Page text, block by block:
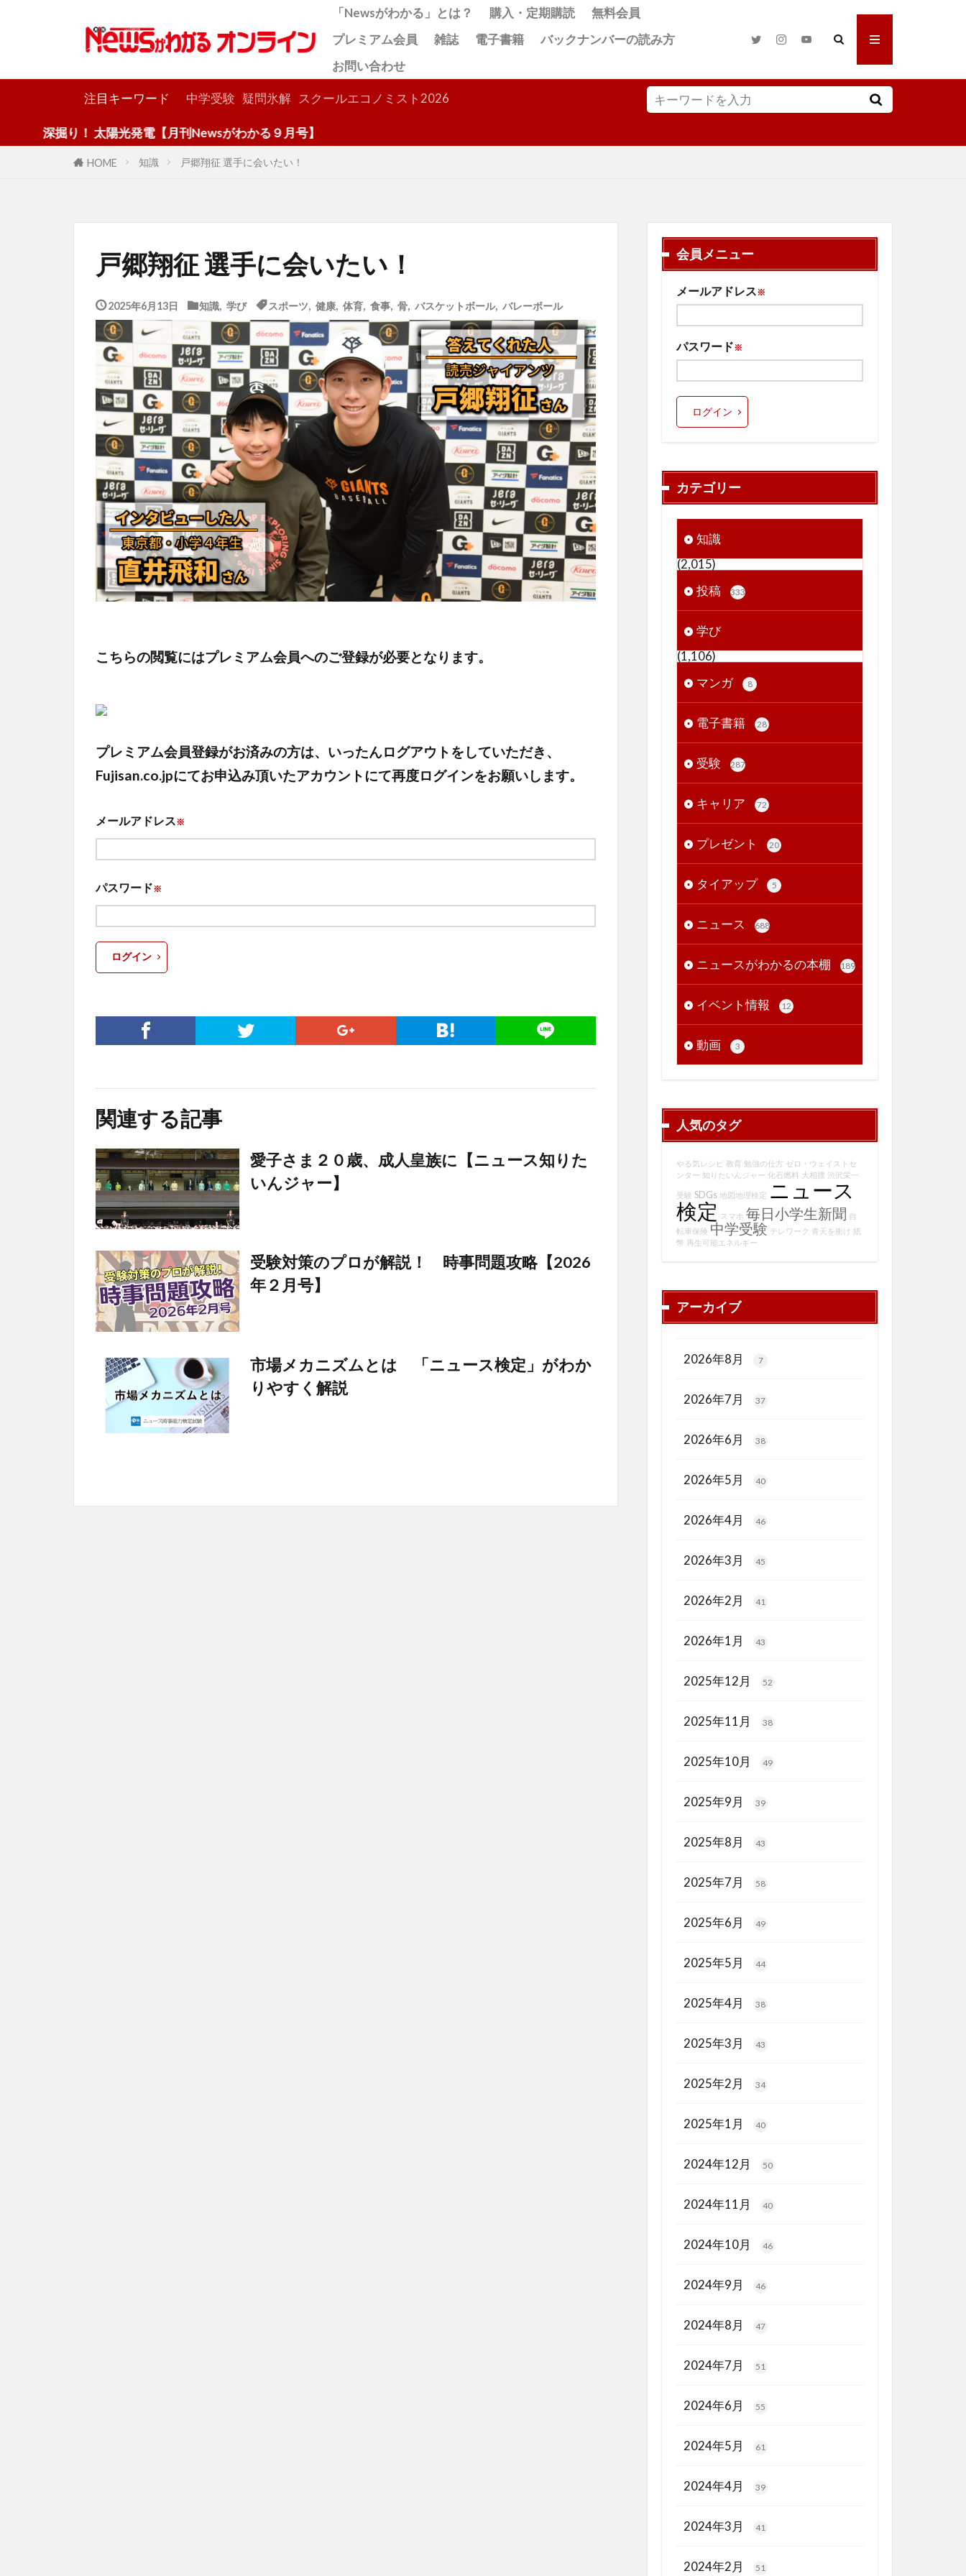
「Newsがわかる」とは？ 購入・定期購読
無料会員
プレミアム会員
雑誌 電子書籍
バックナンバーの読み方
お問い合わせ
注目キーワード 中学受験 疑問氷解 スクールエコノミスト2026
！ 太陽光発電【月刊Newsがわかる９月号】
HOME 知識 戸郷翔征 選手に会いたい！
戸郷翔征 選手に会いたい！
2025年6月13日 知識 学び スポーツ 健康, 体育, 食事, 骨, バスケットボール, バレーボール
こちらの閲覧にはプレミアム会員へのご登録が必要となります。
プレミアム会員登録がお済みの方は、いったんログアウトをしていただき、
Fujisan.co.jpにてお申込み頂いたアカウントにて再度ログインをお願いします。
メールアドレス※
パスワード※
ログイン
関連する記事
愛子さま２０歳、成人皇族に【ニュース知りた
いんジャー】
受験対策のプロが解説！ 時事問題攻略【2026
年２月号】
市場メカニズムとは 「ニュース検定」がわか
りやすく解説
会員メニュー
メールアドレス※
パスワード※
ログイン
カテゴリー
知識
(2,015)
投稿
333
学び
(1,106)
マンガ
8
電子書籍 28
受験 287
キャリア 72
プレゼント 20
タイアップ 5
ニュース 688
ニュースがわかるの本棚 189
イベント情報 12
動画 3
人気のタグ
やる気レシピ 教育 勉強の仕方 ゼロ・ウェイストセ
ンター 知りたいんジャー 化石燃料 大相撲 渋沢栄一
受験 SDGs 地図地理検定 ニュース
検定
スマホ 毎日小学生新聞 自
転車保険 中学受験 テレワーク 青天を衝け 紙
幣 再生可能エネルギー
アーカイブ
2026年8月 7
2026年7月 37
2026年6月 38
2026年5月 40
2026年4月 46
2026年3月 45
2026年2月 41
2026年1月 43
2025年12月 52
2025年11月 38
2025年10月 49
2025年9月 39
2025年8月 43
2025年7月 58
2025年6月 49
2025年5月 44
2025年4月 38
2025年3月 43
2025年2月 34
2025年1月 40
2024年12月 50
2024年11月 40
2024年10月 46
2024年9月 46
2024年8月 47
2024年7月 51
2024年6月 55
2024年5月 61
2024年4月 39
2024年3月 41
2024年2月 51
検索